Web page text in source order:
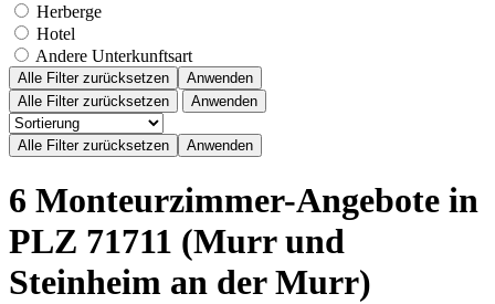
Herberge
Hotel
Andere Unterkunftsart
Alle Filter zurücksetzen
Anwenden
Alle Filter zurücksetzen
Anwenden
6 Monteurzimmer-Angebote in
PLZ 71711 (Murr und
Steinheim an der Murr)